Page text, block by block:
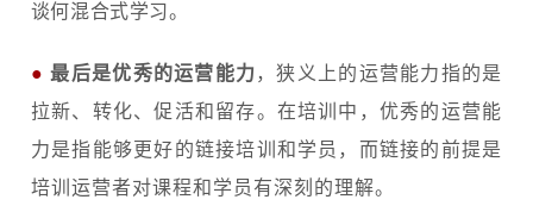
谈何混合式学习。
● 最后是优秀的运营能力 ，狭义上的运营能力指的是
拉新、转化、促活和留存。在培训中，优秀的运营能
力是指能够更好的链接培训和学员，而链接的前提是
培训运营者对课程和学员有深刻的理解。